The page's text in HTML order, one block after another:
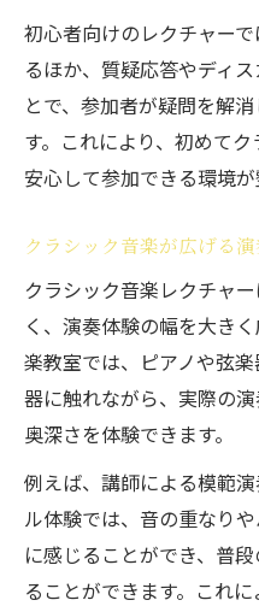
初心者向けのレクチャー
るほか、質疑応答やディ
とで、参加者が疑問を解
す。これにより、初めて
安心して参加できる環境が
クラシック音楽が広げる
クラシック音楽レクチャ
く、演奏体験の幅を大き
楽教室では、ピアノや弦
器に触れながら、実際の
奥深さを体験できます。
例えば、講師による模範
ル体験では、音の重なり
に感じることができ、普
ることができます。これ